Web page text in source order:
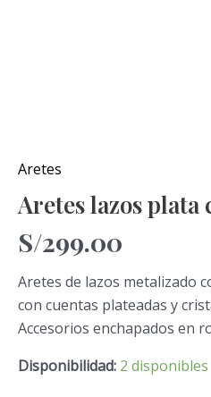
Aretes
Aretes lazos plata
S/299.00
Aretes de lazos metalizado
con cuentas plateadas y
Accesorios enchapados en
Disponibilidad: 2 disponibles